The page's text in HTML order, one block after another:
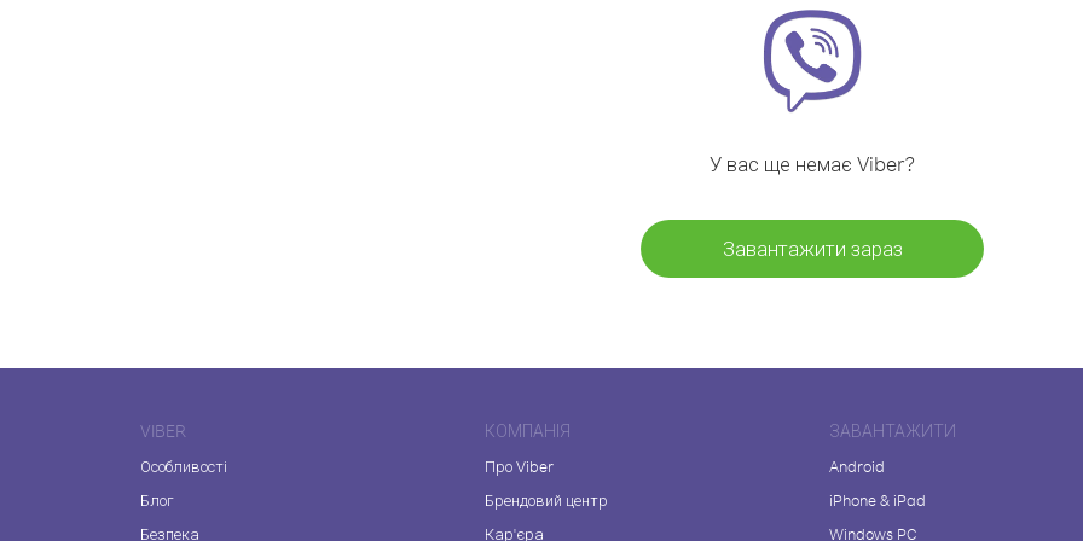
У вас ще немає Viber?
Завантажити зараз
VIBER
Особливості
Блог
Безпека
КОМПАНІЯ
Про Viber
Брендовий центр
Кар'єра
ЗАВАНТАЖИТИ
Android
iPhone & iPad
Windows PC